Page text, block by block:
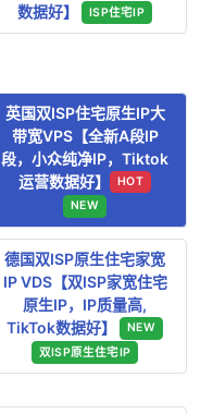
数据好】
ISP住宅IP
英国双ISP住宅原生IP大
带宽VPS【全新A段IP
段，小众纯净IP，Tiktok
运营数据好】 HOT
NEW
德国双ISP原生住宅家宽
IP VDS【双ISP家宽住宅
原生IP，IP质量高,
TikTok数据好】
NEW
双ISP原生住宅IP